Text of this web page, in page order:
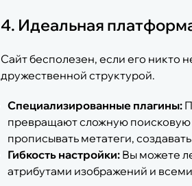
4. Идеальная
Сайт бесполезен, если его никто
дружественной структурой.
Специализированные плагины:
превращают сложную
прописывать метатеги,
Гибкость настройки:Вы можете
атрибутами изображений и